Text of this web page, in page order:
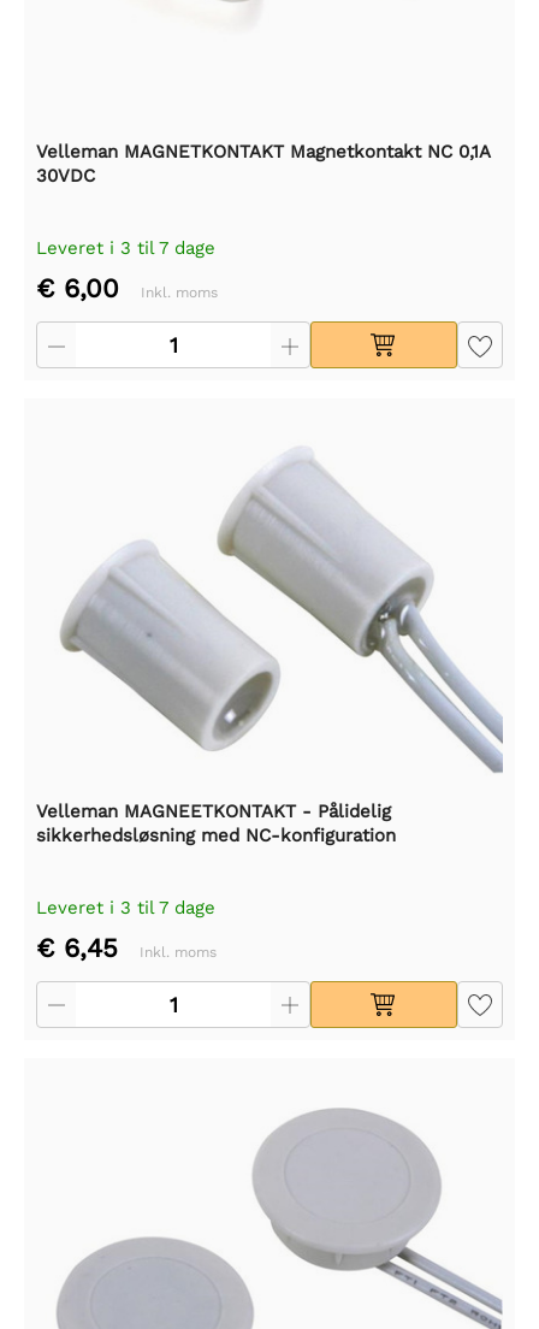
Velleman MAGNETKONTAKT Magnetkontakt NC 0,1A
30VDC
Leveret i 3 til 7 dage
€ 6,00 Inkl. moms
Velleman MAGNEETKONTAKT - Pålidelig
sikkerhedsløsning med NC-konfiguration
Leveret i 3 til 7 dage
€ 6,45 Inkl. moms